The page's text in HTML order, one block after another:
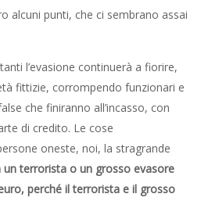
alcuni punti, che ci sembrano assai
l’evasione continuerà a fiorire,
fittizie, corrompendo funzionari e
che finiranno all’incasso, con
di credito. Le cose
oneste, noi, la stragrande
un terrorista o un grosso evasore
perché il terrorista e il grosso